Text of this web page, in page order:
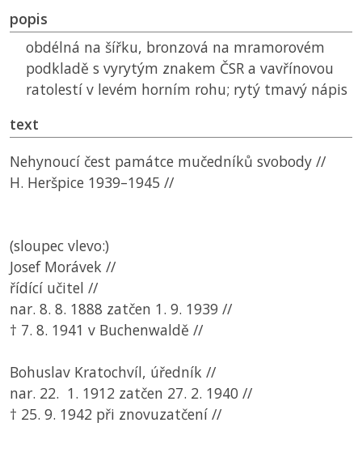
popis
obdélná na šířku, bronzová na mramorovém
podkladě s vyrytým znakem ČSR a vavřínovou
ratolestí v levém horním rohu; rytý tmavý nápis
text
Nehynoucí čest památce mučedníků svobody //
H. Heršpice 1939–1945 //
(sloupec vlevo:)
Josef Morávek //
řídící učitel //
nar. 8. 8. 1888 zatčen 1. 9. 1939 //
† 7. 8. 1941 v Buchenwaldě //
Bohuslav Kratochvíl, úředník //
nar. 22. 1. 1912 zatčen 27. 2. 1940 //
† 25. 9. 1942 při znovuzatčení //